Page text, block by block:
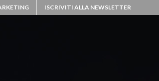
ISCRIVITI ALLA NEWSLETTER